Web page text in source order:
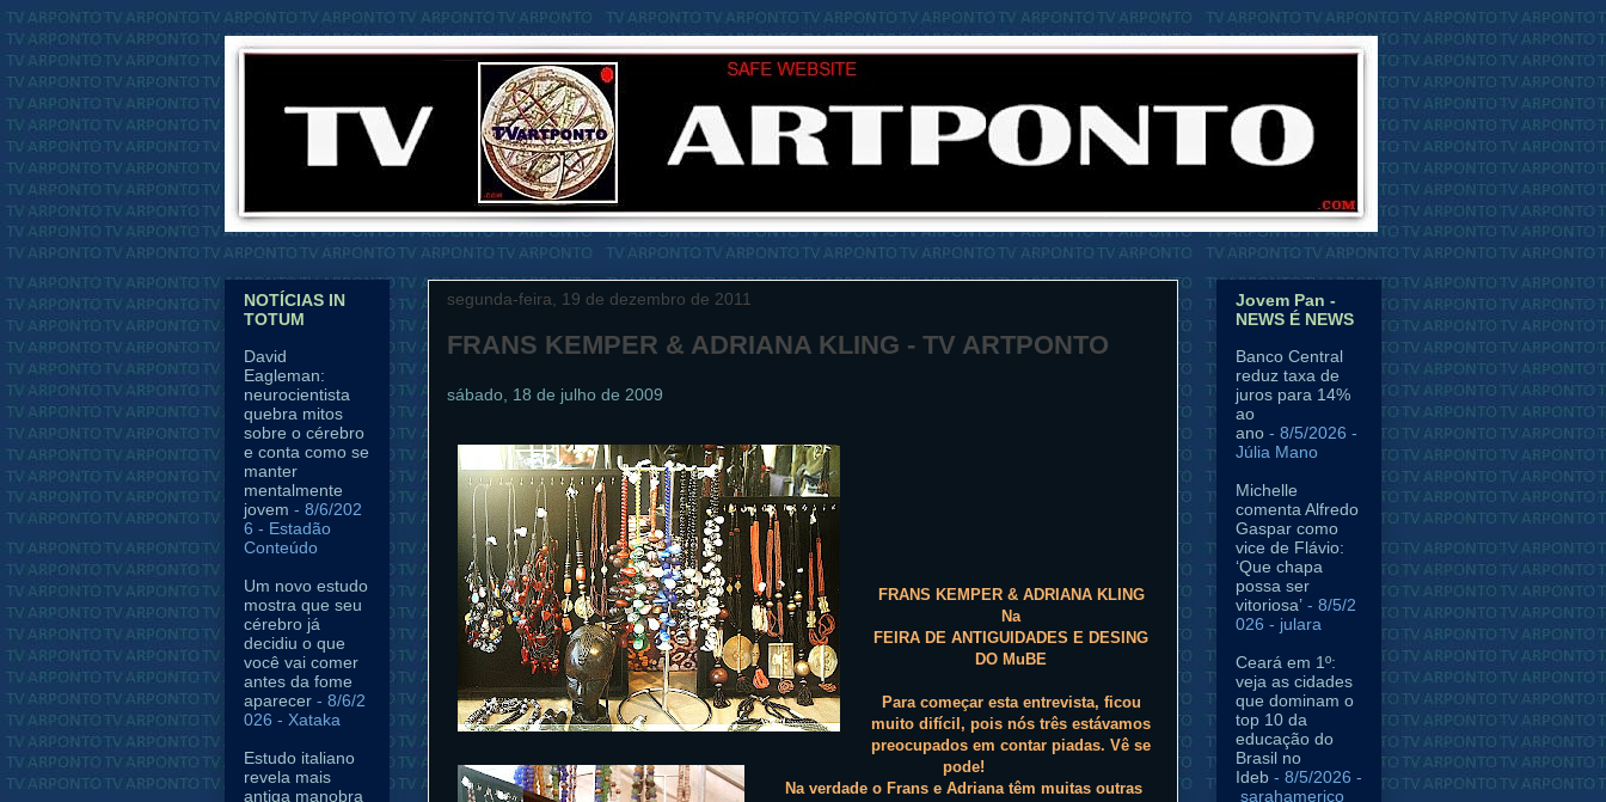
segunda-feira, 19 de dezembro de 2011
FRANS KEMPER & ADRIANA KLING - TV ARTPONTO
sábado, 18 de julho de 2009
FRANS KEMPER & ADRIANA KLING
Na
FEIRA DE ANTIGUIDADES E DESING
DO MuBE
Para começar esta entrevista, ficou
muito difícil, pois nós três estávamos
preocupados em contar piadas. Vê se
pode!
Na verdade o Frans e Adriana têm muitas outras
NOTÍCIAS IN
TOTUM
David
Eagleman:
neurocientista
quebra mitos
sobre o cérebro
e conta como se
manter
mentalmente
jovem - 8/6/202
6 - Estadão
Conteúdo
Um novo estudo
mostra que seu
cérebro já
decidiu o que
você vai comer
antes da fome
aparecer - 8/6/2
026 - Xataka
Estudo italiano
revela mais
antiga manobra
Jovem Pan -
NEWS É NEWS
Banco Central
reduz taxa de
juros para 14%
ao
ano - 8/5/2026 -
Júlia Mano
Michelle
comenta Alfredo
Gaspar como
vice de Flávio:
‘Que chapa
possa ser
vitoriosa’ - 8/5/2
026 - julara
Ceará em 1º:
veja as cidades
que dominam o
top 10 da
educação do
Brasil no
Ideb - 8/5/2026 -
sarahamerico